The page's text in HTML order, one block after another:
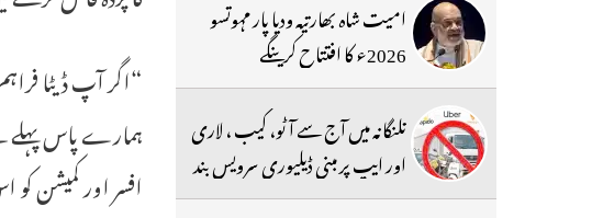
ہمارے پاس پہلے
افسر اور کمیشن
امیت شاہ بھارتیہ ودیا پار مہوتسو
2026ء کا افتتاح کرینگے
تلنگانہ میں آج سے آٹو، کیب ، لاری
اور ایپ پر مبنی ڈیلیوری سرویس بند